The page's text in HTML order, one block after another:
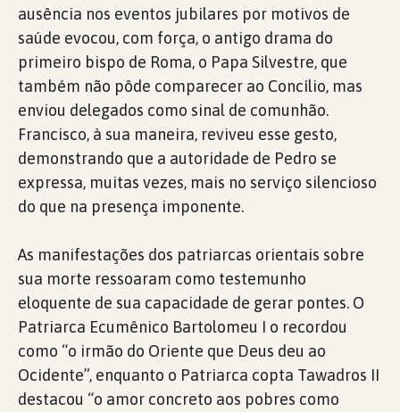
ausência nos eventos jubilares por motivos de
saúde evocou, com força, o antigo drama do
primeiro bispo de Roma, o Papa Silvestre, que
também não pôde comparecer ao Concílio, mas
enviou delegados como sinal de comunhão.
Francisco, à sua maneira, reviveu esse gesto,
demonstrando que a autoridade de Pedro se
expressa, muitas vezes, mais no serviço silencioso
do que na presença imponente.
As manifestações dos patriarcas orientais sobre
sua morte ressoaram como testemunho
eloquente de sua capacidade de gerar pontes. O
Patriarca Ecumênico Bartolomeu I o recordou
como “o irmão do Oriente que Deus deu ao
Ocidente”, enquanto o Patriarca copta Tawadros II
destacou “o amor concreto aos pobres como